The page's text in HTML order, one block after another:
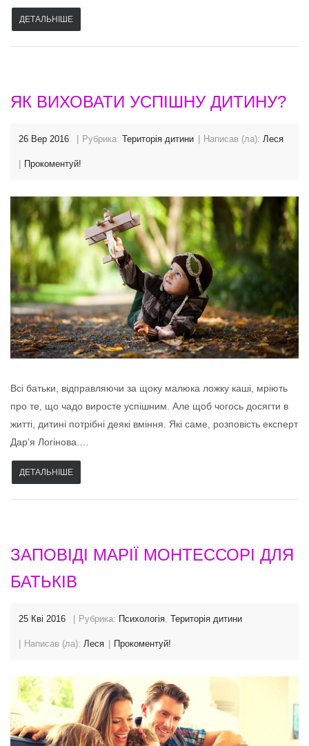
ДЕТАЛЬНІШЕ
ЯК ВИХОВАТИ УСПІШНУ ДИТИНУ?
26 Вер 2016 Рубрика: Територія дитини Написав (ла): Леся
Прокоментуй!
Всі батьки, відправляючи за щоку малюка ложку каші, мріють
про те, що чадо виросте успішним. Але щоб чогось досягти в
житті, дитині потрібні деякі вміння. Які саме, розповість експерт
Дар’я Логінова.…
ДЕТАЛЬНІШЕ
ЗАПОВІДІ МАРІЇ МОНТЕССОРІ ДЛЯ
БАТЬКІВ
25 Кві 2016 Рубрика: Психологія, Територія дитини
Написав (ла): Леся Прокоментуй!